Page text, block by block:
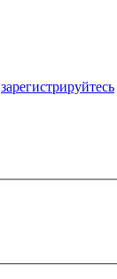
зарегистрируйтесь